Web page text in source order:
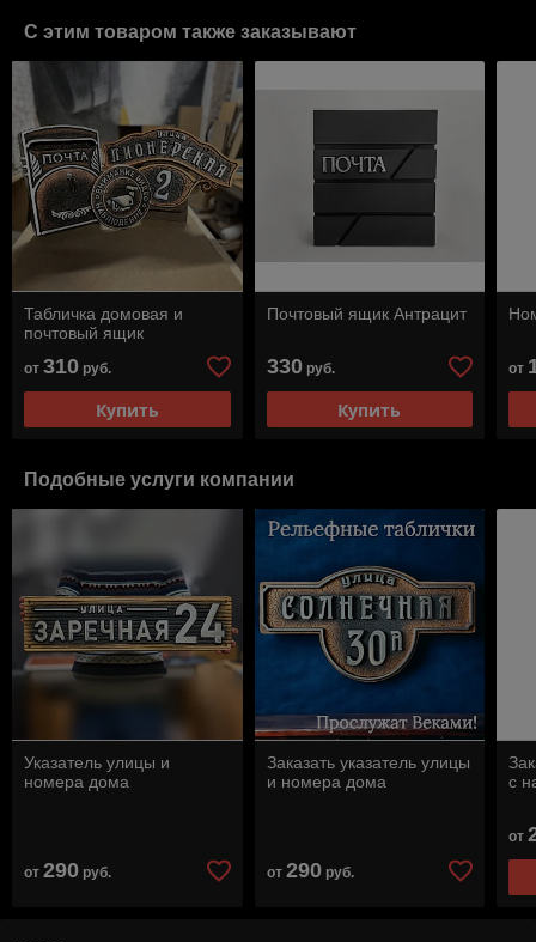
С этим товаром также заказывают
Табличка домовая и
почтовый ящик
от 310 руб.
Купить
Почтовый ящик Антрацит
330руб.
Купить
от
Подобные услуги компании
Указатель улицы и
номера дома
от 290 руб.
Заказать указатель улицы
и номера дома
от 290руб.
с
от